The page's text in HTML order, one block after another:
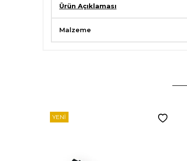
Ürün Açıklaması
Malzeme
YENI